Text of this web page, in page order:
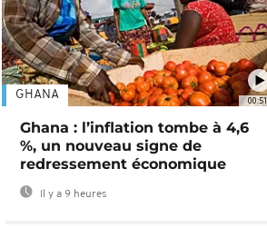
00:51
GHANA
Ghana : l’inflation tombe à 4,6
%, un nouveau signe de
redressement économique
Il y a 9 heures